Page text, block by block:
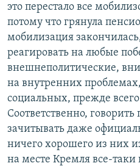
это перестало все
потому что грянула
мобилизация
реагировать на любые
внешнеполитические,
на внутренних
социальных, прежде
Соответственно,
зачитывать даже
ничего хорошего из них
на месте Кремля все-таки